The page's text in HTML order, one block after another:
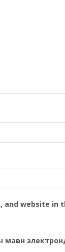
and website
маған